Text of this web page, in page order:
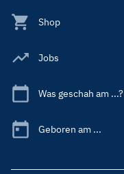
Shop
Jobs
Was geschah am ...?
Geboren am ...